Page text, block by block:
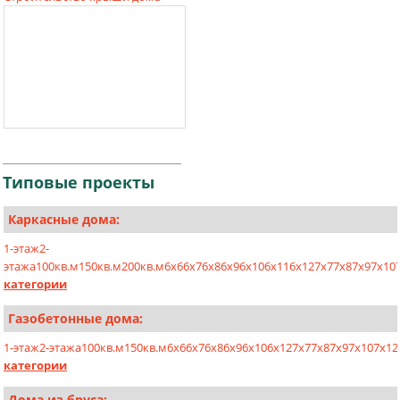
Типовые проекты
Каркасные дома:
1-этаж2-
этажа100кв.м150кв.м200кв.м6х66х76х86х96х106х116х127х77х87х97х10
категории
Газобетонные дома:
1-этаж2-этажа100кв.м150кв.м6x66x76x86x96x106x127x77x87x97x107x12
категории